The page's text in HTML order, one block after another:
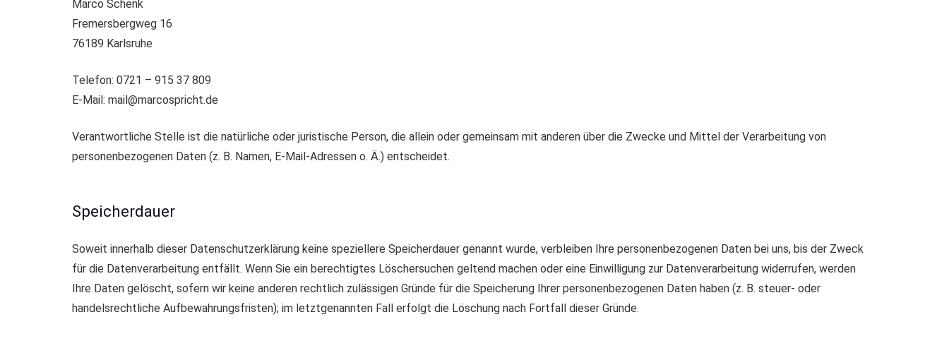
Marco Schenk
Fremersbergweg 16
76189 Karlsruhe
Telefon: 0721 – 915 37 809
E-Mail: mail@marcospricht.de
Verantwortliche Stelle ist die natürliche oder juristische Person, die allein oder gemeinsam mit anderen über die Zwecke und Mittel der Verarbeitung von
personenbezogenen Daten (z. B. Namen, E-Mail-Adressen o. Ä.) entscheidet.
Speicherdauer
Soweit innerhalb dieser Datenschutzerklärung keine speziellere Speicherdauer genannt wurde, verbleiben Ihre personenbezogenen Daten bei uns, bis der Zweck
für die Datenverarbeitung entfällt. Wenn Sie ein berechtigtes Löschersuchen geltend machen oder eine Einwilligung zur Datenverarbeitung widerrufen, werden
Ihre Daten gelöscht, sofern wir keine anderen rechtlich zulässigen Gründe für die Speicherung Ihrer personenbezogenen Daten haben (z. B. steuer- oder
handelsrechtliche Aufbewahrungsfristen); im letztgenannten Fall erfolgt die Löschung nach Fortfall dieser Gründe.